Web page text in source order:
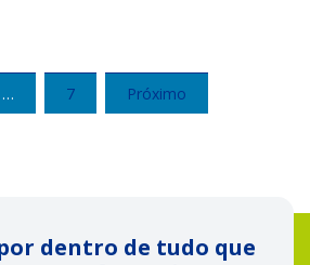
… 7 Próximo
dentro de tudo que